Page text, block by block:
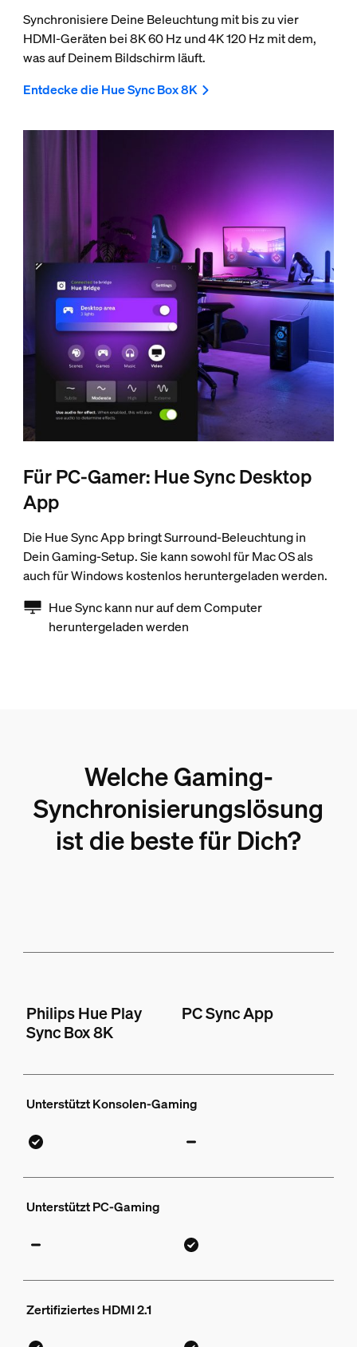
Synchronisiere Deine Beleuchtung mit bis zu vier
HDMI-Geräten bei 8K 60 Hz und 4K 120 Hz mit dem,
was auf Deinem Bildschirm läuft.
Entdecke die Hue Sync Box 8K
Für PC-Gamer: Hue Sync Desktop
App
Die Hue Sync App bringt Surround-Beleuchtung in
Dein Gaming-Setup. Sie kann sowohl für Mac OS als
auch für Windows kostenlos heruntergeladen werden.
Hue Sync kann nur auf dem Computer
heruntergeladen werden
Welche Gaming-
Synchronisierungslösung
ist die beste für Dich?
Philips Hue Play
Sync Box 8K
PC Sync App
Unterstützt Konsolen-Gaming
Unterstützt PC-Gaming
Zertifiziertes HDMI 2.1